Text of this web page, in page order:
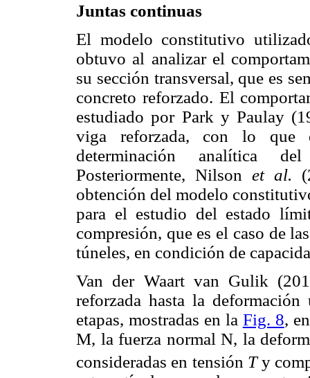
Juntas continuas
El modelo constitutivo
obtuvo al analizar el
su sección transversal, que es
concreto reforzado. El
estudiado por Park y Paulay
viga reforzada, con lo que
determinación analítica del
Posteriormente, Nilson et al.
obtención del modelo
para el estudio del estado
compresión, que es el caso de
túneles, en condición de
Van der Waart van Gulik
reforzada hasta la
etapas, mostradas en la Fig. 8,
M, la fuerza normal N, la
consideradas en tensión Ty